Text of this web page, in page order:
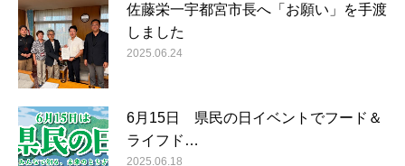
佐藤栄一宇都宮市長へ「お願い」を手渡
しました
2025.06.24
6月15日 県民の日イベントでフード＆
ライフド…
2025.06.18